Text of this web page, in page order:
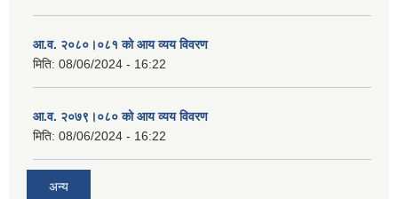
आ.व. २०८०।०८१ को आय व्यय विवरण
मिति: 08/06/2024 - 16:22
आ.व. २०७९।०८० को आय व्यय विवरण
मिति: 08/06/2024 - 16:22
अन्य